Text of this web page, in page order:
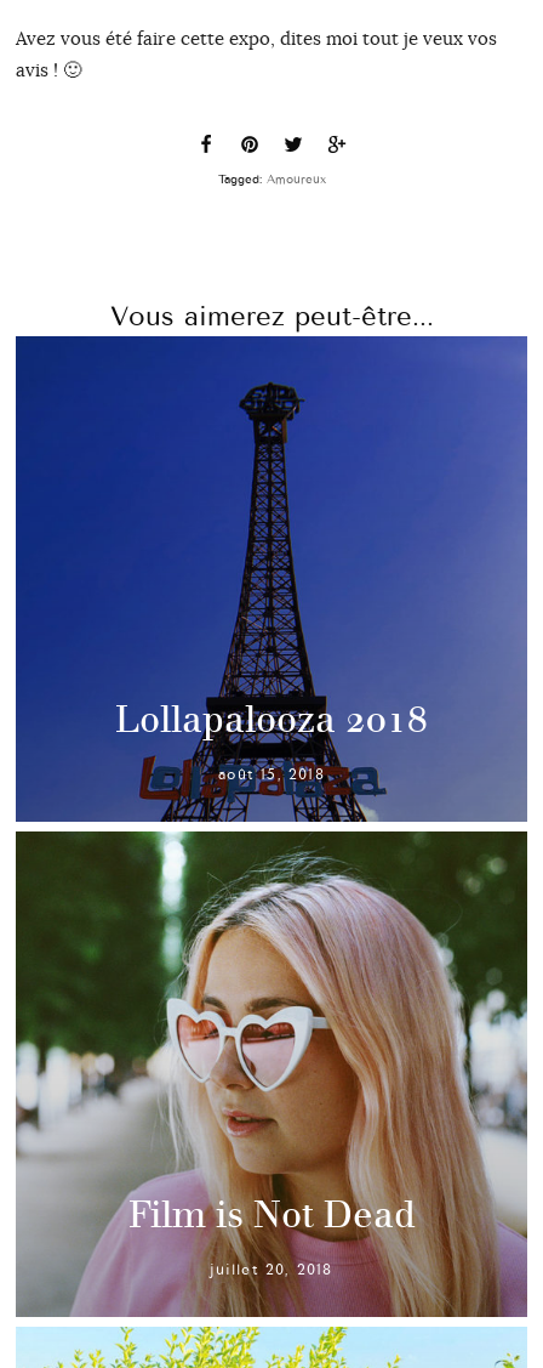
Avez vous été faire cette expo, dites moi tout je veux vos
avis ! 🙂
Tagged: Amoureux
Vous aimerez peut-être...
Lollapalooza 2018
août 15, 2018
Film is Not Dead
juillet 20, 2018